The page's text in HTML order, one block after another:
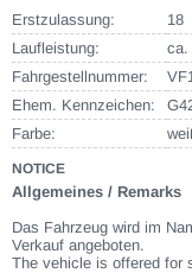
Erstzulassung:
18
Laufleistung:
ca.
Fahrgestellnummer:
Ehem. Kennzeichen:
Farbe:
NOTICE
Allgemeines / Remarks
Das Fahrzeug wird im
Verkauf angeboten.
The vehicle is offered for